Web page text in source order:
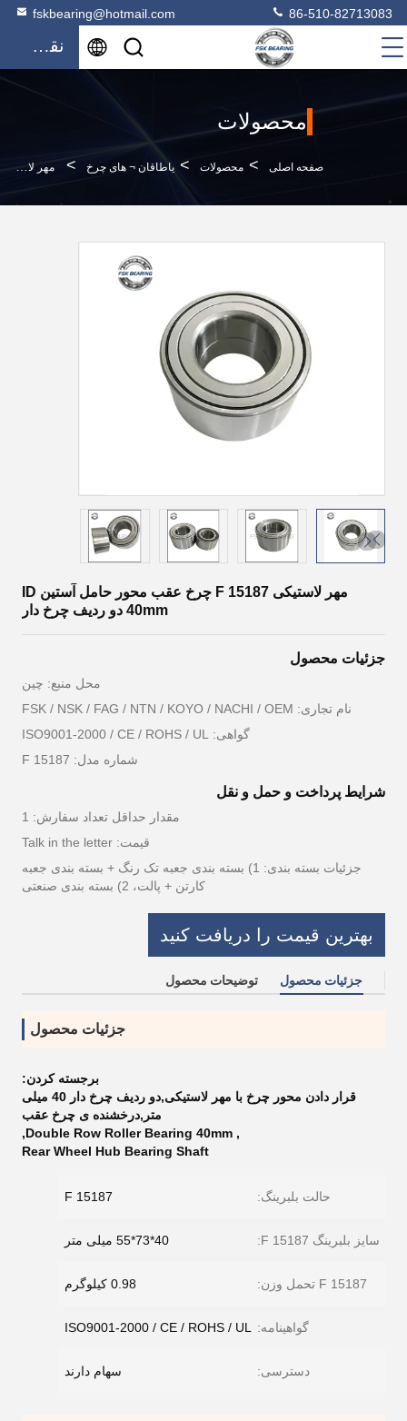
fskbearing@hotmail.com 86-510-82713083
نقل قول
محصولات
صفحه اصلی > محصولات > یاطاقان ¬ های چرخ > مهر لاستیکی F 15187 چرخ عقب محور حامل آستین ID 40mm دو ردیف چرخ دار
مهر لاستیکی F 15187 چرخ عقب محور حامل آستین ID
40mm دو ردیف چرخ دار
جزئیات محصول
محل منبع: چین
نام تجاری: FSK / NSK / FAG / NTN / KOYO / NACHI / OEM
گواهی: ISO9001-2000 / CE / ROHS / UL
شماره مدل: F 15187
شرایط پرداخت و حمل و نقل
مقدار حداقل تعداد سفارش: 1
قیمت: Talk in the letter
جزئیات بسته بندی: 1) بسته بندی جعبه تک رنگ + بسته بندی جعبه
کارتن + پالت، 2) بسته بندی صنعتی
بهترین قیمت را دریافت کنید
جزئیات محصول توضیحات محصول
جزئیات محصول
برجسته کردن:
قرار دادن محور چرخ با مهر لاستیکی,دو ردیف چرخ دار 40 میلی
متر,درخشنده ی چرخ عقب
,
Double Row Roller Bearing 40mm
,
Rear Wheel Hub Bearing Shaft
حالت بلبرینگ: F 15187
سایز بلبرینگ F 15187: 40*73*55 میلی متر
F 15187 تحمل وزن: 0.98 کیلوگرم
گواهینامه: ISO9001-2000 / CE / ROHS / UL
دسترسی: سهام دارند